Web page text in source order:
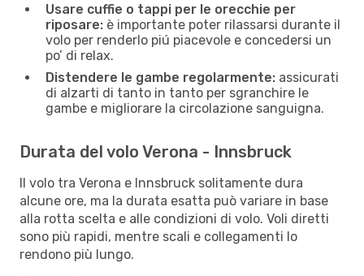
Usare cuffie o tappi per le orecchie per
riposare: è importante poter rilassarsi durante il
volo per renderlo piú piacevole e concedersi un
po’ di relax.
Distendere le gambe regolarmente: assicurati
di alzarti di tanto in tanto per sgranchire le
gambe e migliorare la circolazione sanguigna.
Durata del volo Verona - Innsbruck
Il volo tra Verona e Innsbruck solitamente dura
alcune ore, ma la durata esatta può variare in base
alla rotta scelta e alle condizioni di volo. Voli diretti
sono più rapidi, mentre scali e collegamenti lo
rendono più lungo.